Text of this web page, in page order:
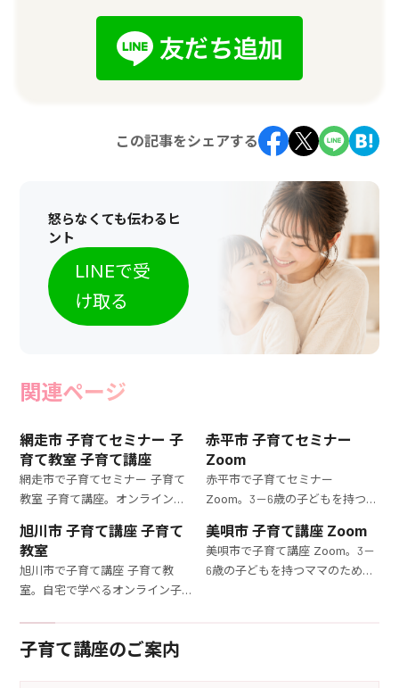
この記事をシェアする
怒らなくても伝わるヒ
ント
LINEで受
け取る
関連ページ
網走市 子育てセミナー 子
育て教室 子育て講座
網走市で子育てセミナー 子育て
教室 子育て講座。オンラインで
の子どもを持つママが直面する
育児の課題を解決するための実
践的な内容を提供します。
赤平市 子育てセミナー
Zoom
赤平市で子育てセミナー
Zoom。3－6歳の子どもを持つマ
で、日常の育児に役立つ具体的な
アドバイスを自宅で学べます。
旭川市 子育て講座 子育て
教室
旭川市で子育て講座 子育て教
室。自宅で学べるオンライン子
児の悩みを解消する方法を提供
美唄市 子育て講座 Zoom
美唄市で子育て講座 Zoom。3－
6歳の子どもを持つママのための
子育て講座のご案内